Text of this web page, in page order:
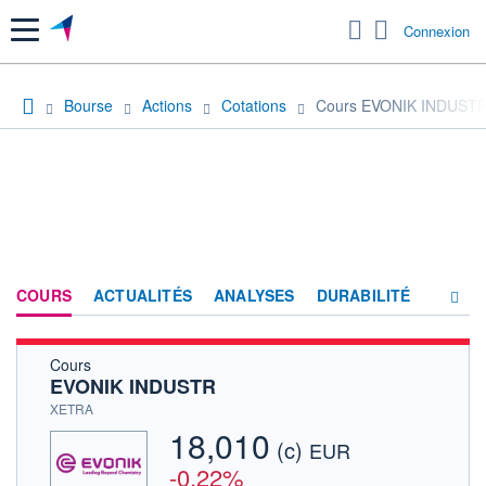
Menu Connexion
Bourse Actions Cotations Cours EVONIK
COURS ACTUALITÉS ANALYSES DURABILITÉ
PRODUITS DE BOURSE
Cours
EVONIK INDUSTR
XETRA
18,010 (c) EUR
-0,22%